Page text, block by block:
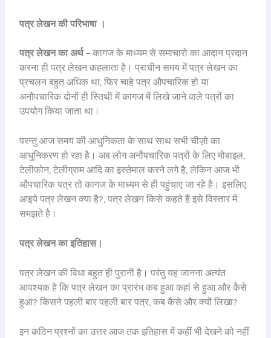
पत्र लेखन की परिभाषा ।
पत्र लेखन का अर्थ – कागज के माध्यम से समाचारो का आदान प्रदान
करना ही पत्र लेखन कहलाता है। प्राचीन समय में पत्र लेखन का
प्रचलन बहुत अधिक था, फिर चाहे पत्र औपचारिक हो या
अनौपचारिक दोनों ही स्तिथी में कागज में लिखे जाने वाले पत्रों का
उपयोग किया जाता था।
परन्तु आज समय की आधुनिकता के साथ साथ सभी चीज़ो का
आधुनिकरण हो रहा है। अब लोग अनौपचारिक पत्रों के लिए मोबाइल,
टेलीफ़ोन, टेलीग्राम आदि का इस्तेमाल करने लगे है, लेकिन आज भी
औपचारिक पत्र तो कागज के माध्यम से ही पहुंचाए जा रहे है। इसलिए
आइये पत्र लेखन क्या है?, पत्र लेखन किसे कहते हैं इसे विस्तार में
समझते है।
पत्र लेखन का इतिहास।
पत्र लेखन की विधा बहुत ही पुरानी है। परंतु यह जानना अत्यंत
आवश्यक है कि पत्र लेखन का प्रारंभ कब हुआ कहां से हुआ और कैसे
हुआ? किसने पहली बार पहली बार पत्र, कब कैसे और क्यों लिखा?
इन कठिन प्रश्नों का उत्तर आज तक इतिहास में कहीं भी देखने को नहीं